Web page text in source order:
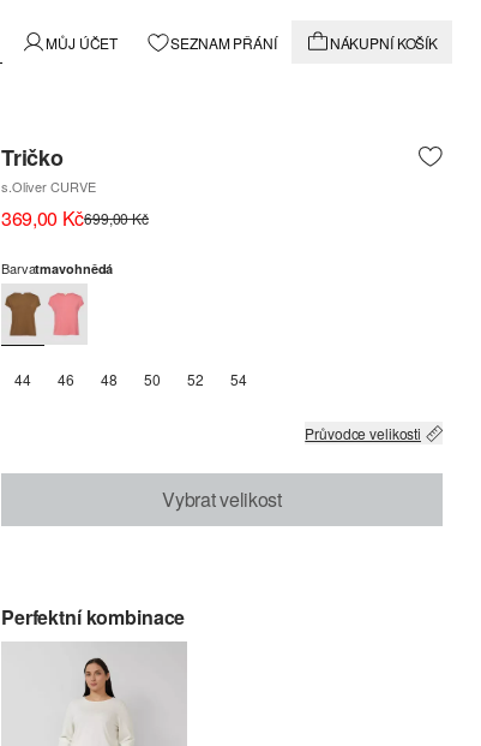
MŮJ ÚČET SEZNAM PŘÁNÍ NÁKUPNÍ KOŠÍK
Tričko
s.Oliver CURVE
369,00 Kč699,00 Kč
Barvatmavohnědá
44 46 48 50 52 54
Průvodce velikosti
Vybrat velikost
Perfektní kombinace